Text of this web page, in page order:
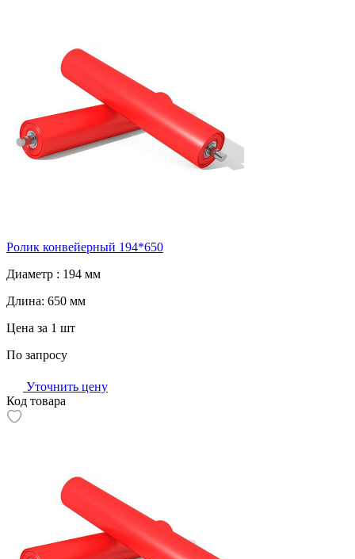
Ролик конвейерный 194*650
Диаметр : 194 мм
Длина: 650 мм
Цена за 1 шт
По запросу
Уточнить цену
Код товара